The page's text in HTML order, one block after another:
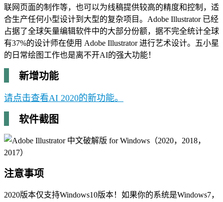
联网页面的制作等，也可以为线稿提供较高的精度和控制，适
合生产任何小型设计到大型的复杂项目。Adobe Illustrator 已经
占据了全球矢量编辑软件中的大部分份额，据不完全统计全球
有37%的设计师在使用 Adobe Illustrator 进行艺术设计。五小星
的日常绘图工作也是离不开AI的强大功能！
新增功能
请点击查看AI 2020的新功能。
软件截图
注意事项
2020版本仅支持Windows10版本！如果你的系统是Windows7，